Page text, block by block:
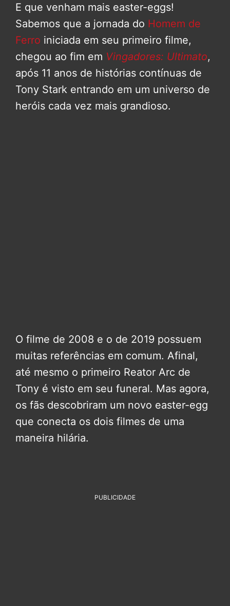
E que venham mais easter-eggs!
Sabemos que a jornada do Homem de
Ferro iniciada em seu primeiro filme,
chegou ao fim em Vingadores: Ultimato,
após 11 anos de histórias contínuas de
Tony Stark entrando em um universo de
heróis cada vez mais grandioso.
O filme de 2008 e o de 2019 possuem
muitas referências em comum. Afinal,
até mesmo o primeiro Reator Arc de
Tony é visto em seu funeral. Mas agora,
os fãs descobriram um novo easter-egg
que conecta os dois filmes de uma
maneira hilária.
PUBLICIDADE